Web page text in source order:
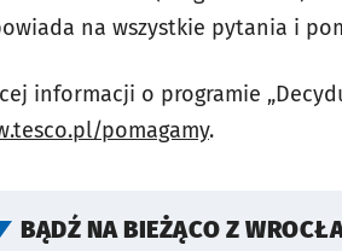
na wszystkie pytania i
informacji o programie
pomagamy.
BĄDŹ NA BIEŻĄCO Z